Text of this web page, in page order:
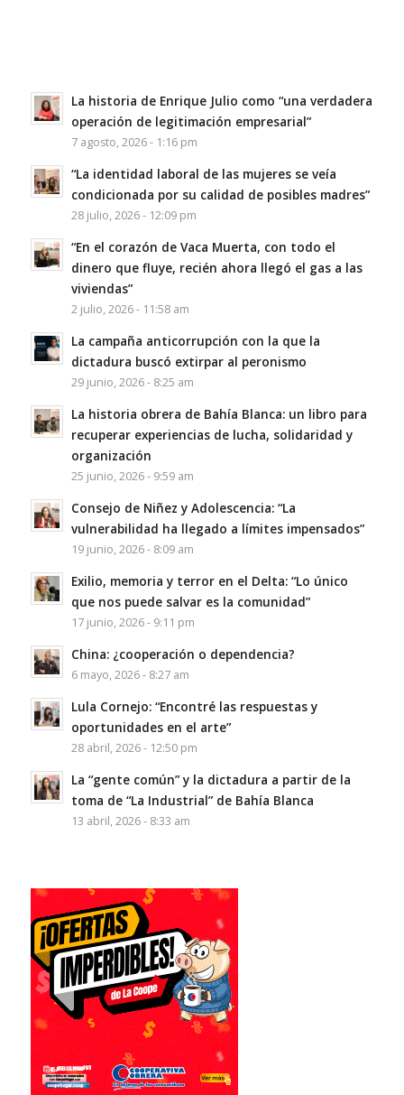
La historia de Enrique Julio como “una verdadera
operación de legitimación empresarial”
7 agosto, 2026 - 1:16 pm
“La identidad laboral de las mujeres se veía
condicionada por su calidad de posibles madres”
28 julio, 2026 - 12:09 pm
“En el corazón de Vaca Muerta, con todo el
dinero que fluye, recién ahora llegó el gas a las
viviendas”
2 julio, 2026 - 11:58 am
La campaña anticorrupción con la que la
dictadura buscó extirpar al peronismo
29 junio, 2026 - 8:25 am
La historia obrera de Bahía Blanca: un libro para
recuperar experiencias de lucha, solidaridad y
organización
25 junio, 2026 - 9:59 am
Consejo de Niñez y Adolescencia: “La
vulnerabilidad ha llegado a límites impensados”
19 junio, 2026 - 8:09 am
Exilio, memoria y terror en el Delta: “Lo único
que nos puede salvar es la comunidad”
17 junio, 2026 - 9:11 pm
China: ¿cooperación o dependencia?
6 mayo, 2026 - 8:27 am
Lula Cornejo: “Encontré las respuestas y
oportunidades en el arte”
28 abril, 2026 - 12:50 pm
La “gente común” y la dictadura a partir de la
toma de “La Industrial” de Bahía Blanca
13 abril, 2026 - 8:33 am